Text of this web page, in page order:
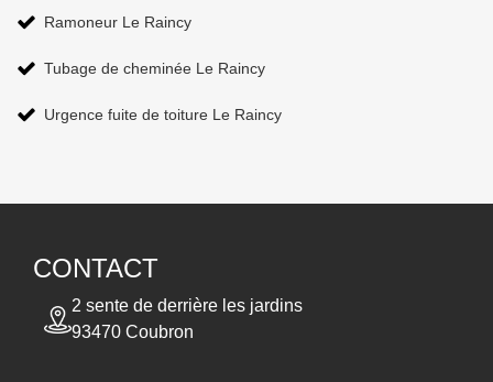
Ramoneur Le Raincy
Tubage de cheminée Le Raincy
Urgence fuite de toiture Le Raincy
CONTACT
2 sente de derrière les jardins
93470 Coubron